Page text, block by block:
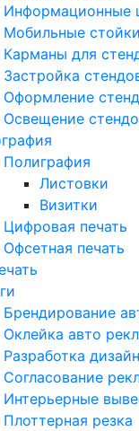
Информационные
Мобильные стойки
Карманы для
Застройка
Оформление
Освещение
Полиграфия
Листовки
Визитки
Цифровая печать
Офсетная печать
Брендирование
Оклейка авто
Разработка
Согласование
Интерьерные
Плоттерная резка